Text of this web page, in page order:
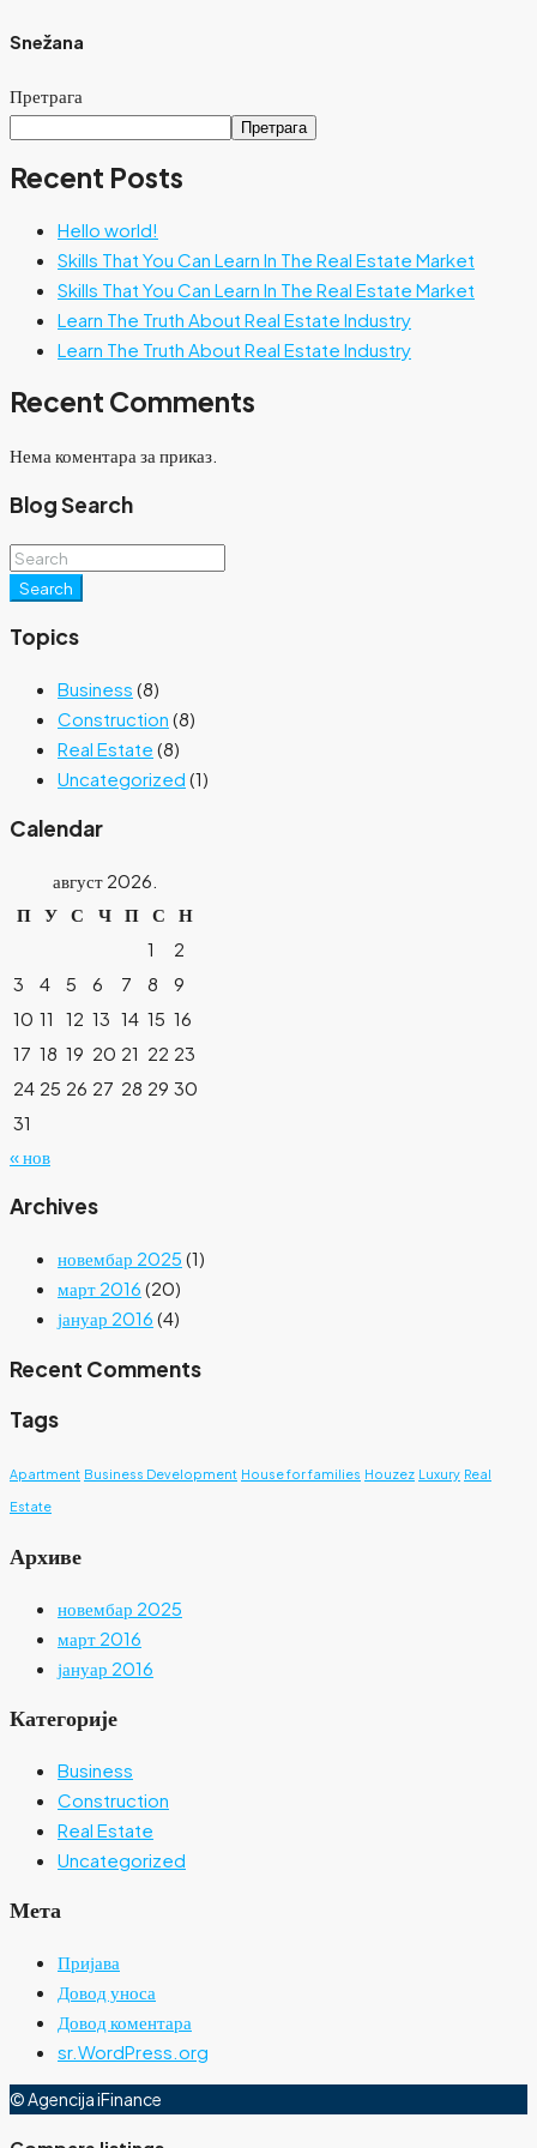
Snežana
Претрага
Претрага
Recent Posts
Hello world!
Skills That You Can Learn In The Real Estate Market
Skills That You Can Learn In The Real Estate Market
Learn The Truth About Real Estate Industry
Learn The Truth About Real Estate Industry
Recent Comments
Нема коментара за приказ.
Blog Search
Search
Topics
Business (8)
Construction (8)
Real Estate (8)
Uncategorized (1)
Calendar
август 2026.
П У С Ч П С
Н
1
2
3
4 5 6 7 8
9
10 11 12 13 14 15 16
17 18 19 20 21 22 23
24 25 26 27 28 29 30
31
« нов
Archives
новембар 2025 (1)
март 2016 (20)
јануар 2016 (4)
Recent Comments
Tags
Apartment Business Development House for families Houzez Luxury Real
Estate
Архиве
новембар 2025
март 2016
јануар 2016
Категорије
Business
Construction
Real Estate
Uncategorized
Мета
Пријава
Довод уноса
Довод коментара
sr.WordPress.org
© Agencija iFinance